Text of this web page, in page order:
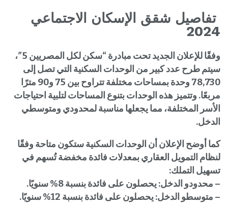
تفاصيل شقق الإسكان الاجتماعي
2024
وفقًا للإعلان الجديد تحت مبادرة “سكن لكل المصريين 5″،
سيتم طرح عدد كبير من الوحدات السكنية التي تصل إلى
78,730 وحدة بمساحات مختلفة تتراوح بين 75 و90 مترًا
مربعًا. وتتميز هذه الوحدات بتنوع المساحات لتلبية احتياجات
الأسر المختلفة، مما يجعلها مناسبة لمحدودي ومتوسطي
الدخل.
كما أوضح الإعلان أن الوحدات السكنية ستكون متاحة وفقًا
لنظام التمويل العقاري بمعدلات فائدة مخفضة تُسهم في
تسهيل التملك:
– محدودو الدخل: يحصلون على فائدة بنسبة 8% سنويًا.
– متوسطو الدخل: يحصلون على فائدة بنسبة 12% سنويًا.